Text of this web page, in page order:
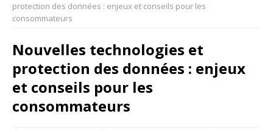
protection des données : enjeux et conseils pour les
consommateurs
Nouvelles technologies et
protection des données : enjeux
et conseils pour les
consommateurs